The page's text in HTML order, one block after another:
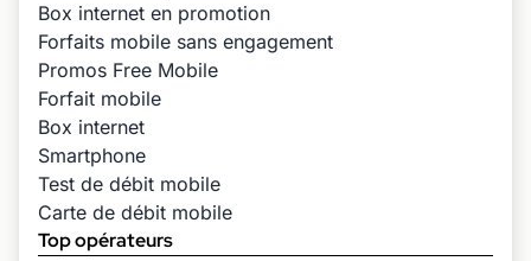
Box internet en promotion
Forfaits mobile sans engagement
Promos Free Mobile
Forfait mobile
Box internet
Smartphone
Test de débit mobile
Carte de débit mobile
Top opérateurs